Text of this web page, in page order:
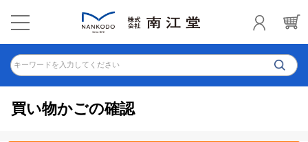
キーワードを入力してください
買い物かごの確認